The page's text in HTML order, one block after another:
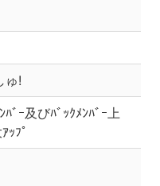
ゅ!
ﾊﾞｰ及びﾊﾞｯｸﾒﾝﾊﾞｰ上
ｯﾌﾟ